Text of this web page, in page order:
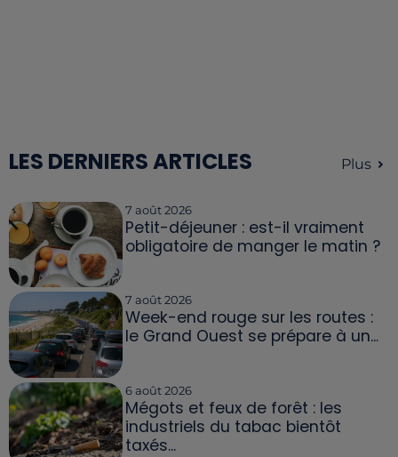
LES DERNIERS ARTICLES Plus
7 août 2026
Petit-déjeuner : est-il vraiment
obligatoire de manger le matin ?
7 août 2026
Week-end rouge sur les routes :
le Grand Ouest se prépare à un...
6 août 2026
Mégots et feux de forêt : les
industriels du tabac bientôt
taxés...